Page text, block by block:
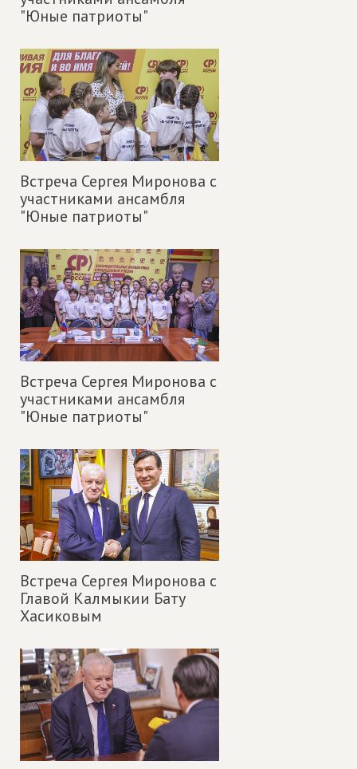
"Юные патриоты"
Встреча Сергея Миронова с
участниками ансамбля
"Юные патриоты"
Встреча Сергея Миронова с
участниками ансамбля
"Юные патриоты"
Встреча Сергея Миронова с
Главой Калмыкии Бату
Хасиковым